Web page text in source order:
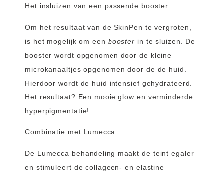
Het insluizen van een passende booster
Om het resultaat van de SkinPen te vergroten,
is het mogelijk om een booster in te sluizen. De
booster wordt opgenomen door de kleine
microkanaaltjes opgenomen door de de huid.
Hierdoor wordt de huid intensief gehydrateerd.
Het resultaat? Een mooie glow en verminderde
hyperpigmentatie!
Combinatie met Lumecca
De Lumecca behandeling maakt de teint egaler
en stimuleert de collageen- en elastine